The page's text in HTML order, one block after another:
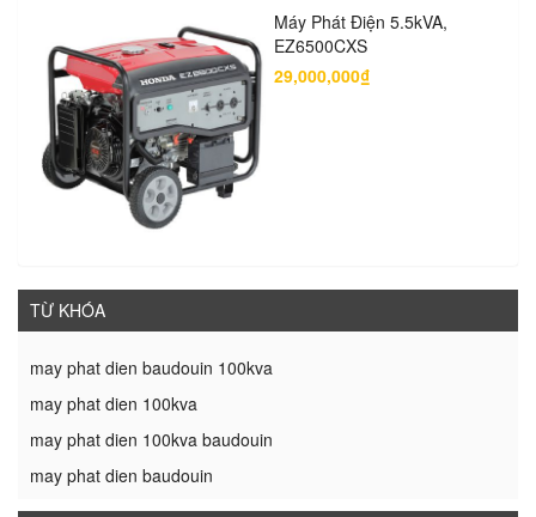
Máy Phát Điện 5.5kVA,
EZ6500CXS
29,000,000₫
TỪ KHÓA
may phat dien baudouin 100kva
may phat dien 100kva
may phat dien 100kva baudouin
may phat dien baudouin